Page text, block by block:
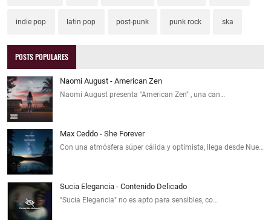
indie pop latin pop post-punk punk rock ska
POSTS POPULARES
Naomi August - American Zen
Naomi August presenta "American Zen" , una can…
Max Ceddo - She Forever
Con una atmósfera súper cálida y optimista, llega desde Nue…
Sucia Elegancia - Contenido Delicado
"Sucia Elegancia" no es apto para sensibles, co…